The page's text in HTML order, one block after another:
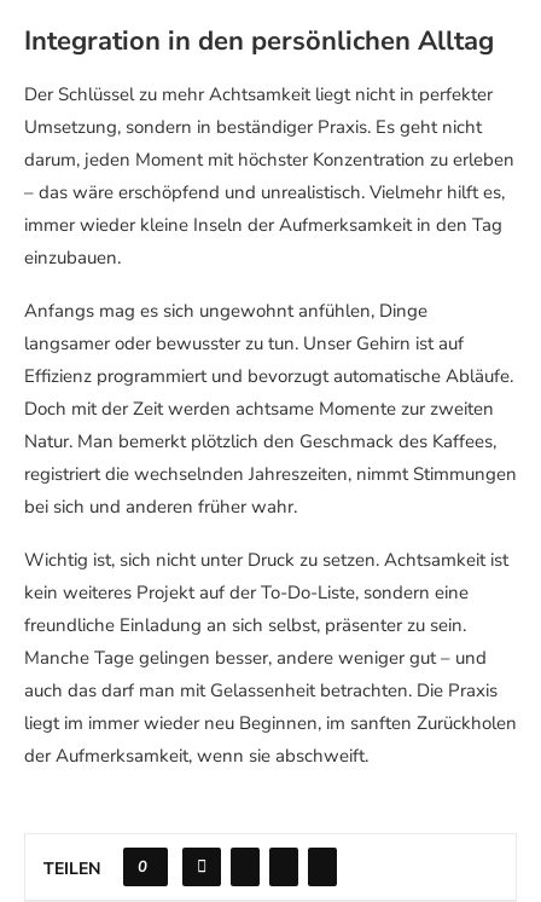
Integration in den persönlichen Alltag
Der Schlüssel zu mehr Achtsamkeit liegt nicht in perfekter
Umsetzung, sondern in beständiger Praxis. Es geht nicht
darum, jeden Moment mit höchster Konzentration zu erleben
– das wäre erschöpfend und unrealistisch. Vielmehr hilft es,
immer wieder kleine Inseln der Aufmerksamkeit in den Tag
einzubauen.
Anfangs mag es sich ungewohnt anfühlen, Dinge
langsamer oder bewusster zu tun. Unser Gehirn ist auf
Effizienz programmiert und bevorzugt automatische Abläufe.
Doch mit der Zeit werden achtsame Momente zur zweiten
Natur. Man bemerkt plötzlich den Geschmack des Kaffees,
registriert die wechselnden Jahreszeiten, nimmt Stimmungen
bei sich und anderen früher wahr.
Wichtig ist, sich nicht unter Druck zu setzen. Achtsamkeit ist
kein weiteres Projekt auf der To-Do-Liste, sondern eine
freundliche Einladung an sich selbst, präsenter zu sein.
Manche Tage gelingen besser, andere weniger gut – und
auch das darf man mit Gelassenheit betrachten. Die Praxis
liegt im immer wieder neu Beginnen, im sanften Zurückholen
der Aufmerksamkeit, wenn sie abschweift.
TEILEN 0